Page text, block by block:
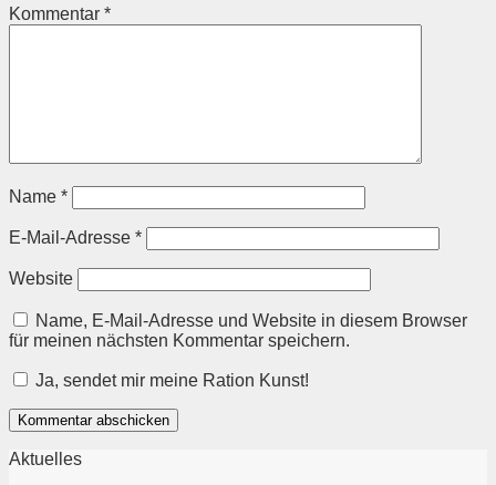
Kommentar *
Name *
E-Mail-Adresse *
Website
Name, E-Mail-Adresse und Website in diesem Browser
für meinen nächsten Kommentar speichern.
Ja, sendet mir meine Ration Kunst!
Aktuelles